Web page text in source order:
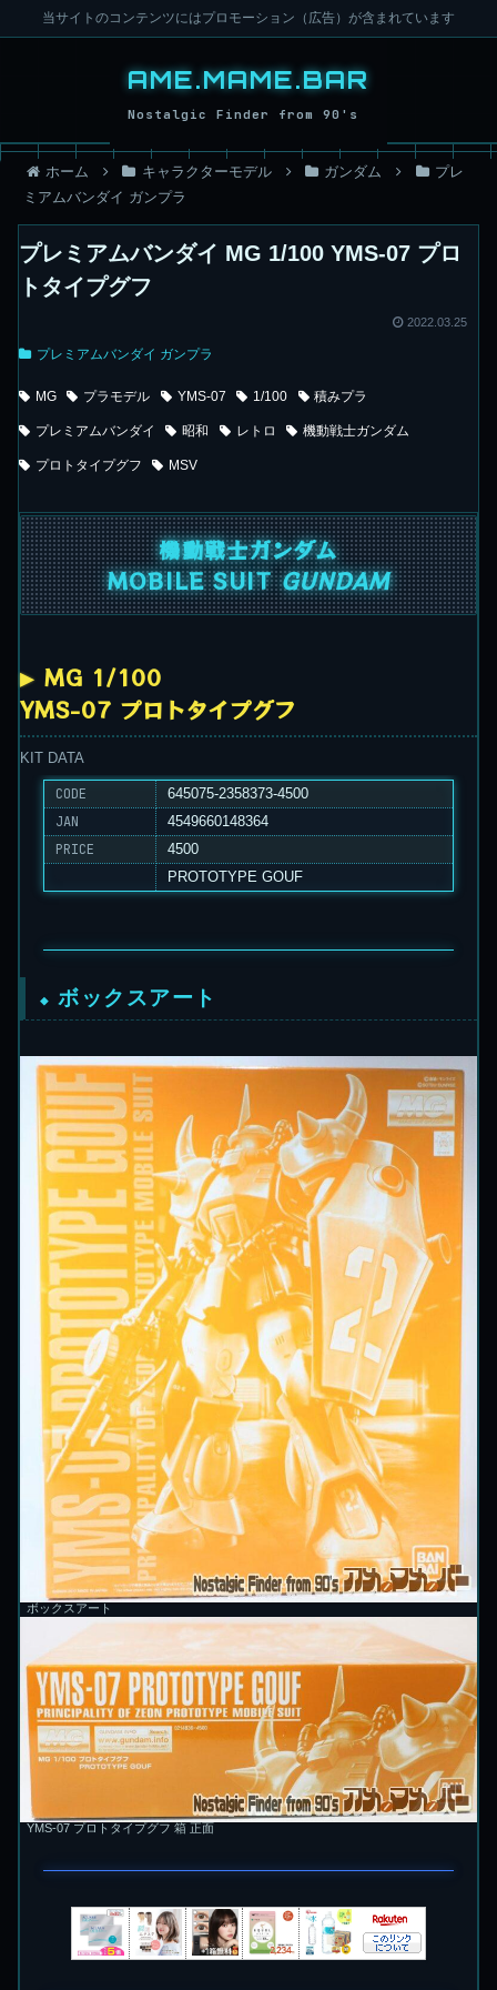
当サイトのコンテンツにはプロモーション（広告）が含まれています
ホーム キャラクターモデル ガンダム
プレ
ミアムバンダイ ガンプラ
プレミアムバンダイ MG 1/100 YMS-07 プロ
トタイプグフ
2022.03.25
プレミアムバンダイ ガンプラ
MG プラモデル YMS-07 1/100 積みプラ
プレミアムバンダイ 昭和 レトロ 機動戦士ガンダム
プロトタイプグフ MSV
機動戦士ガンダム
MOBILE SUITGUNDAM
MG 1/100
YMS-07 プロトタイプグフ
KIT DATA
CODE 645075-2358373-4500
JAN 4549660148364
PRICE
4500
PROTOTYPE GOUF
ボックスアート
ボックスアート
YMS-07 プロトタイプグフ 箱 正面